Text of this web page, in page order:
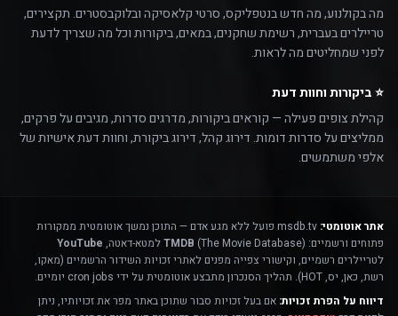
מה בקולנוע, מה חדש בנטפליקס, סרטי קלאסיקה ובלוקבסטרים. תקצירים,
טריילרים בעברית, רשימת שחקנים, במאים, ביקורות וכל מה שצריך לדעת
לפני שמחליטים מה לראות.
⭐ ביקורות וחוות דעת
קהילת צופים פעילה — קוראים ביקורות, מדרגים סדרות, מגיבים על פרקים,
ממליצים על סדרות דומות. דירוג קהל, דירוג ביקורת, וחוות דעת אישיות של
אלפי משתמשים.
אתר אוטומטי:
msdb.tv פועל ללא מגע אדם — התוכן נמשך אוטומטית ממקורות
פתוחים ורשמיים:
TMDB (The Movie Database) למטא-דאטה,
YouTube
לטריילרים רשמיים, וקישורי צפייה מפנים לאתרי זכויות השידור הרשמיים (מאקו,
רשת, כאן, יס, HOT). תהליך הסנכרון מתבצע אוטומטית על ידי cron jobs יומיים.
דיווח על הפרת זכויות: אם בעל זכויות סבור שתוכן באתר מפר את זכויותיו, ניתן